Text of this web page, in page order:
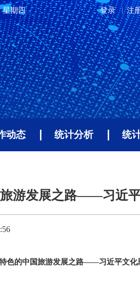
星期四 登录 注
动态 统计分析 统
游发展之路——习近
色的中国旅游发展之路——习近平文化